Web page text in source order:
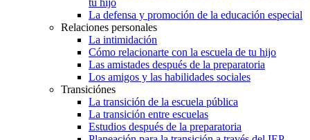
La defensa y promoción de la educación especial
Relaciones personales
La intimidación
Cómo relacionarte con la escuela de tu hijo
Las amistades después de la preparatoria
Los amigos y las habilidades sociales
Transiciónes
La transición de la escuela pública
La transición entre escuelas
Estudios después de la preparatoria